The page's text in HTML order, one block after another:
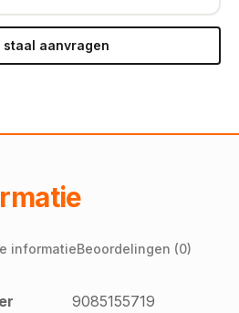
staal aanvragen
informatieBeoordelingen (0)
9085155719